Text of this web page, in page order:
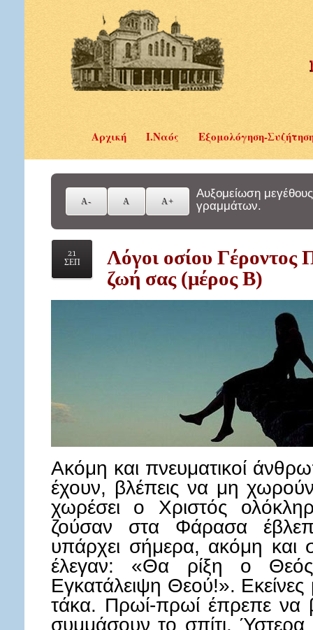
Αρχική Ι.Ναός Εξομολόγηση-
Αυξομείωση μεγέθους
γραμμάτων.
21
ΣΕΠ
Λόγοι οσίου Γέροντος
ζωή σας (μέρος Β)
Ακόμη και πνευματικοί
έχουν, βλέπεις να μη
χωρέσει ο Χριστός
ζούσαν στα Φάρασα
υπάρχει σήμερα, ακόμη
έλεγαν: «Θα ρίξη ο
Εγκατάλειψη Θεού!». Εκείνες
τάκα. Πρωί-πρωί έπρεπε να
συμμάσουν το σπίτι.